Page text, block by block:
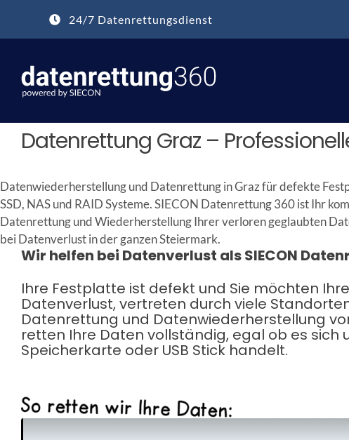
24/7 Datenrettungsdienst
Datenrettung Graz –
Datenwiederherstellung und Datenrettung in Graz für defekte
SSD, NAS und RAID Systeme. SIECON Datenrettung 360 ist Ihr
Datenrettung und Wiederherstellung Ihrer verloren geglaubten
bei Datenverlust in der ganzen Steiermark.
Wir helfen bei Datenverlust als SIECON
Ihre Festplatte ist defekt und Sie möchten
Datenverlust, vertreten durch viele
Datenrettung und Datenwiederherstellung
retten Ihre Daten vollständig, egal ob es sich
Speicherkarte oder USB Stick handelt.